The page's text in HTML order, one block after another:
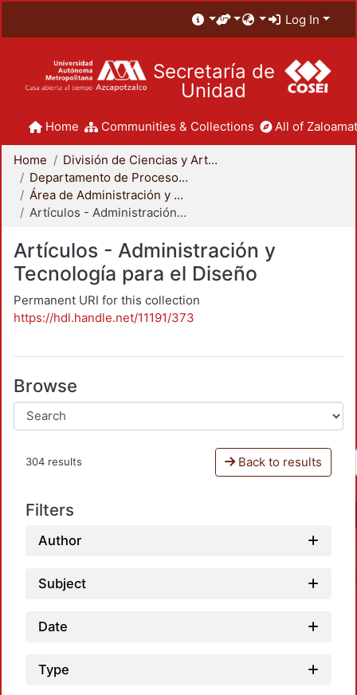
Log In
Secretaría de
Unidad
Home Communities & Collections All of
Home
División de Ciencias y Artes para el Diseño
Departamento de Procesos y Técnicas de Realización
Área de Administración y Tecnología para el Diseño
Artículos - Administración y Tecnología para el Diseño
Artículos - Administración y
Tecnología para el Diseño
Permanent URI for this collection
https://hdl.handle.net/11191/373
Browse
304 results Back to results
Filters
Author
Subject
Date
Type